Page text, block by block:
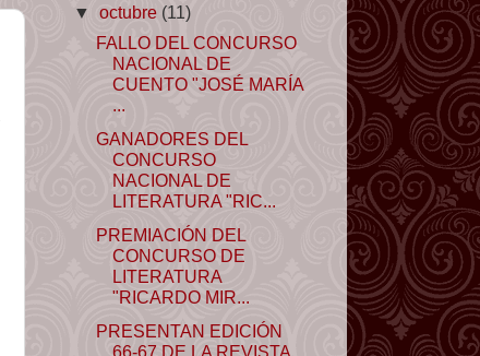
▼octubre (11)
FALLO DEL CONCURSO
NACIONAL DE
CUENTO "JOSÉ MARÍA
GANADORES DEL
CONCURSO
NACIONAL DE
LITERATURA "RIC...
PREMIACIÓN DEL
CONCURSO DE
LITERATURA
"RICARDO MIR...
PRESENTAN EDICIÓN
66-67 DE LA REVISTA